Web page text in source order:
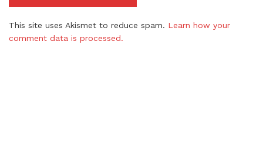
This site uses Akismet to reduce spam. Learn how your
comment data is processed.